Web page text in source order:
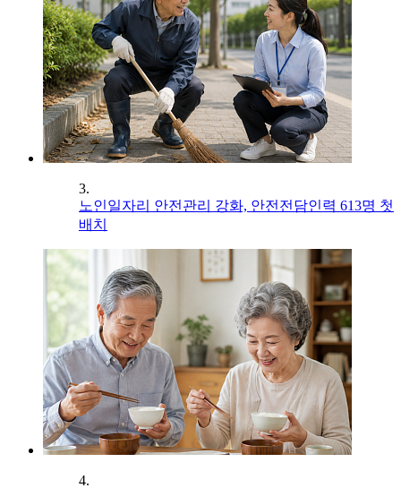
3.
노인일자리 안전관리 강화, 안전전담인력 613명 첫
배치
4.